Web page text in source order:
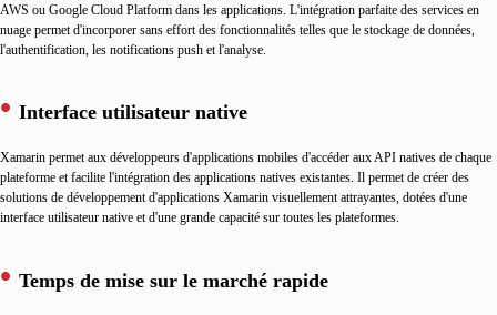
AWS ou Google Cloud Platform dans les applications. L'intégration parfaite des services en
nuage permet d'incorporer sans effort des fonctionnalités telles que le stockage de données,
l'authentification, les notifications push et l'analyse.
Interface utilisateur native
Xamarin permet aux développeurs d'applications mobiles d'accéder aux API natives de chaque
plateforme et facilite l'intégration des applications natives existantes. Il permet de créer des
solutions de développement d'applications Xamarin visuellement attrayantes, dotées d'une
interface utilisateur native et d'une grande capacité sur toutes les plateformes.
Temps de mise sur le marché rapide